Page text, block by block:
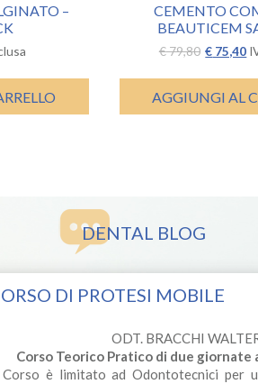
–
CEMENTO
BEAUTICEM
€79,80 Il
originale
era:
€ 79,80.
€ 75,40Il
è:
€
AGGIUNGI AL
DENTAL BLOG
DI PROTESI MOBILE
ODT. BRACCHI
Corso Teorico Pratico di due giornate
è limitato ad Odontotecnici per